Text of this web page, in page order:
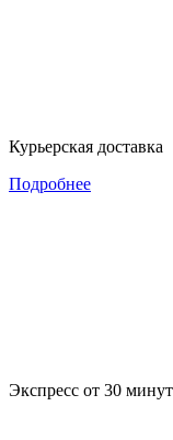
Курьерская доставка
Подробнее
Экспресс от 30 минут